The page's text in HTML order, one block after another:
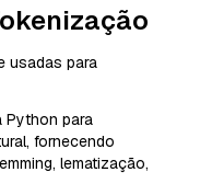
usadas para
Python para
fornecendo
lematização,